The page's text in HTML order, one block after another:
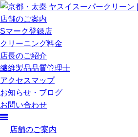
店舗のご案内
Sマーク登録店
クリーニング料金
店長のご紹介
繊維製品品質管理士
アクセスマップ
お知らせ・ブログ
お問い合わせ
店舗のご案内